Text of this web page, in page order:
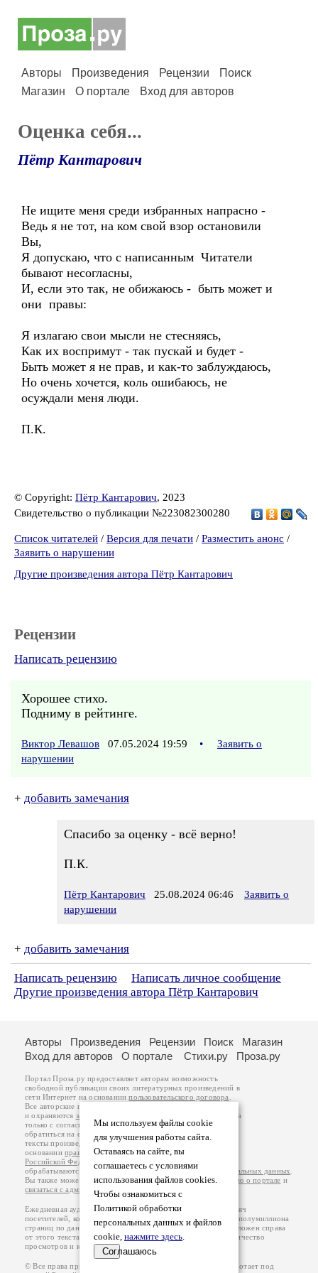
Авторы Произведения Рецензии
Поиск
Магазин
О портале Вход для авторов
Оценка себя...
Пётр Кантарович
Не ищите меня среди избранных напрасно -
Ведь я не тот, на ком свой взор остановили
Вы,
Я допускаю, что с написанным Читатели
бывают несогласны,
И, если это так, не обижаюсь - быть может и
они правы:
Я излагаю свои мысли не стесняясь,
Как их воспримут - так пускай и будет -
Быть может я не прав, и как-то заблуждаюсь,
Но очень хочется, коль ошибаюсь, не
осуждали меня люди.
П.К.
© Copyright: Пётр Кантарович, 2023
Свидетельство о публикации №223082300280
Список читателей / Версия для печати / Разместить анонс /
Заявить о нарушении
Другие произведения автора Пётр Кантарович
Рецензии
Написать рецензию
Хорошее стихо.
Подниму в рейтинге.
Виктор Левашов 07.05.2024 19:59 •
Заявить о
нарушении
+ добавить замечания
Спасибо за оценку - всё верно!
П.К.
Пётр Кантарович 25.08.2024 06:46
Заявить о
нарушении
+ добавить замечания
Написать рецензию
Написать личное сообщение
Другие произведения автора Пётр Кантарович
Мы используем файлы cookie
для улучшения работы сайта.
Оставаясь на сайте, вы
соглашаетесь с условиями
использования файлов cookies.
Чтобы ознакомиться с
Политикой обработки
персональных данных и файлов
cookie, нажмите здесь.
Соглашаюсь
Авторы Произведения Рецензии Поиск
Магазин
Вход для авторов
О портале Стихи.ру Проза.ру
Портал Проза.ру предоставляет авторам возможность
свободной публикации своих литературных произведений в
сети Интернет на основаниипользовательского договора
Все авторские права на произведения принадлежат авторам
и охраняются законом
. Перепечатка произведений возможна
только с согласия его автора, к которому вы можете
обратиться на его авторской странице. Ответственность за
тексты произведений авторы несут самостоятельно на
основанииправил публикацииизаконодательства
Российской Федерации
обрабатываются на основанииПолитики обработки персональных данных
Вы также можете посмотреть более подробнуюинформацию о портале и
связаться с администрацией
Ежедневная аудитория портала Проза.ру – порядка 100 тысяч
посетителей, которые в общей сумме просматривают более полумиллиона
страниц по данным счетчика посещаемости, который расположен справа
от этого текста. В каждой графе указано по две цифры: количество
просмотров и количество посетителей.
© Все права принадлежат авторам, 2000-2026. Портал работает под